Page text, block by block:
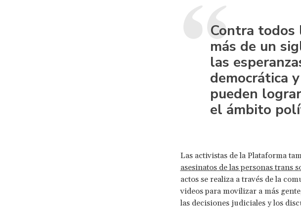
Contra todos
más de un
las
democrática
pueden
el ámbito
Las activistas de la Plataforma
asesinatos de las personas trans
actos se realiza a través de la
videos para movilizar a más
las decisiones judiciales y los